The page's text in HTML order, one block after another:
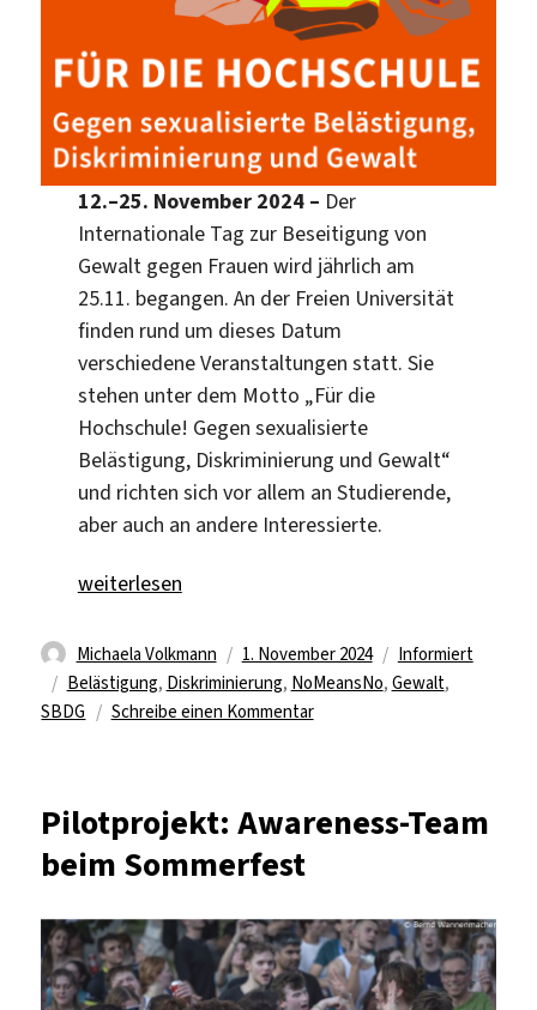
12.–25. November 2024 – Der
Internationale Tag zur Beseitigung von
Gewalt gegen Frauen wird jährlich am
25.11. begangen. An der Freien Universität
finden rund um dieses Datum
verschiedene Veranstaltungen statt. Sie
stehen unter dem Motto „Für die
Hochschule! Gegen sexualisierte
Belästigung, Diskriminierung und Gewalt“
und richten sich vor allem an Studierende,
aber auch an andere Interessierte.
„Aktionstage gegen sexualisierte Übergriffe“
weiterlesen
Autor
Michaela Volkmann
Veröffentlicht
am
1. November 2024 Kategorien
Informiert
Schlagwörter
Belästigung, Diskriminierung, NoMeansNo, Gewalt,
SBDG
Schreibe einen Kommentarzu
Übergriffe
Pilotprojekt: Awareness-Team
beim Sommerfest